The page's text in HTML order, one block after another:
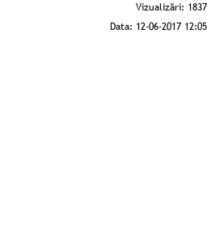
Vizualizări: 1837
Data: 12-06-2017 12:05